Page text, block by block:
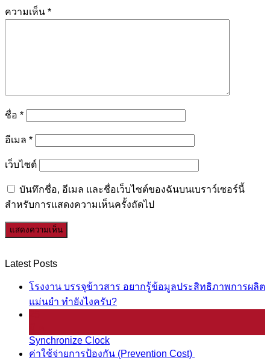
ความเห็น *
ชื่อ *
อีเมล *
เว็บไซต์
บันทึกชื่อ, อีเมล และชื่อเว็บไซต์ของฉันบนเบราว์เซอร์นี้
สำหรับการแสดงความเห็นครั้งถัดไป
Latest Posts
โรงงาน บรรจุข้าวสาร อยากรู้ข้อมูลประสิทธิภาพการผลิต
แม่นยำ ทำยังไงครับ?
Synchronize Clock
ค่าใช้จ่ายการป้องกัน (Prevention Cost)